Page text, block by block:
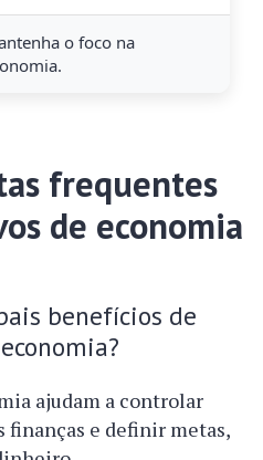
o foco na
frequentes
de economia
benefícios de
ajudam a controlar
finanças e definir metas,